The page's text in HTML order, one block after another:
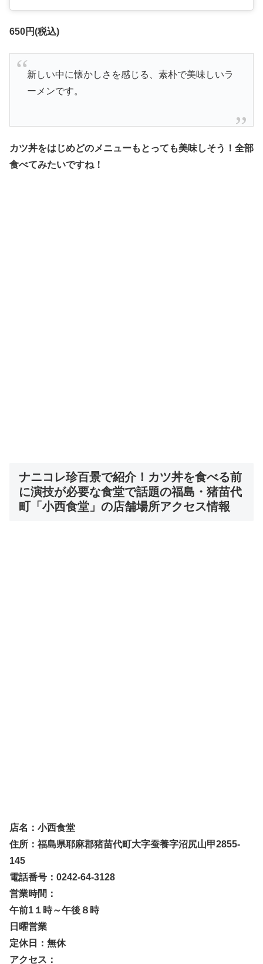
650円(税込)
新しい中に懐かしさを感じる、素朴で美味しいラ
ーメンです。
カツ丼をはじめどのメニューもとっても美味しそう！全部
食べてみたいですね！
ナニコレ珍百景で紹介！カツ丼を食べる前
に演技が必要な食堂で話題の福島・猪苗代
町「小西食堂」の店舗場所アクセス情報
店名：小西食堂
住所：福島県耶麻郡猪苗代町大字蚕養字沼尻山甲2855-
145
電話番号：0242-64-3128
営業時間：
午前1１時～午後８時
日曜営業
定休日：無休
アクセス：